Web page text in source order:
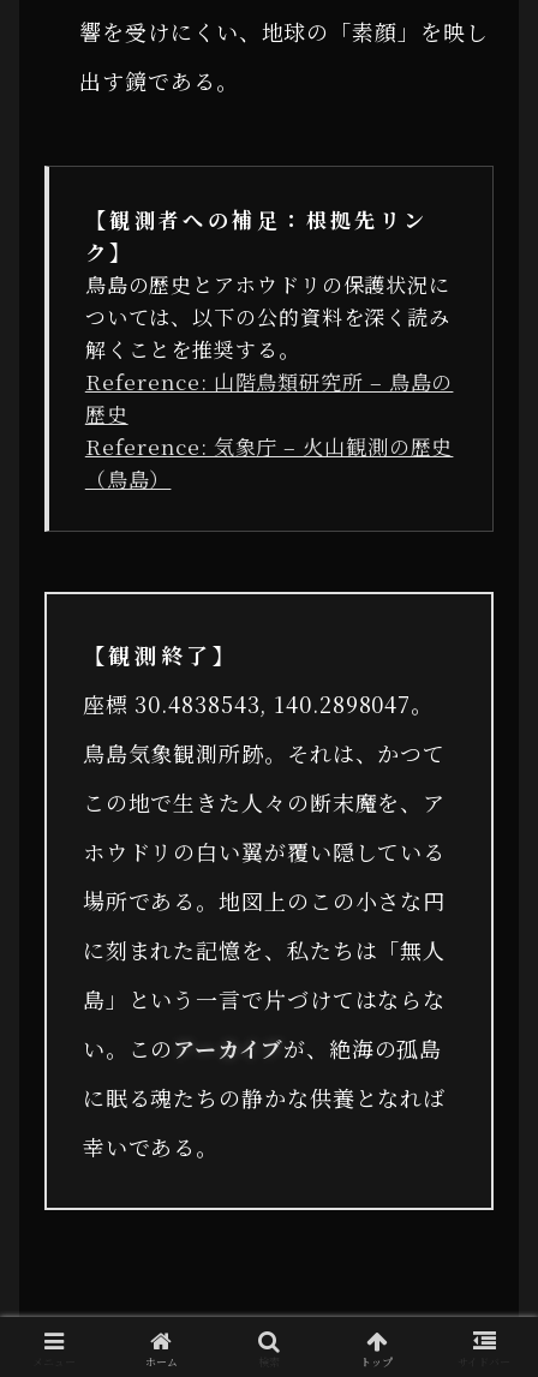
響を受けにくい、地球の「素顔」を映し
出す鏡である。
【観測者への補足：根拠先リン
ク】
鳥島の歴史とアホウドリの保護状況に
ついては、以下の公的資料を深く読み
解くことを推奨する。
Reference: 山階鳥類研究所 – 鳥島の
歴史
Reference: 気象庁 – 火山観測の歴史
（鳥島）
【観測終了】
座標 30.4838543, 140.2898047。
鳥島気象観測所跡。それは、かつて
この地で生きた人々の断末魔を、ア
ホウドリの白い翼が覆い隠している
場所である。地図上のこの小さな円
に刻まれた記憶を、私たちは「無人
島」という一言で片づけてはならな
い。このアーカイブが、絶海の孤島
に眠る魂たちの静かな供養となれば
幸いである。
ホーム トップ